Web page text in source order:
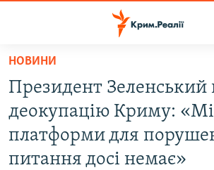
Перейти
основного
матеріалу
Перейти
до
основної
ВОДА.КРИМ
ВІДЕО ТА ФОТО
НОВИНИ
Президент Зеленський
деокупацію Криму:
платформи для
питання досі немає»